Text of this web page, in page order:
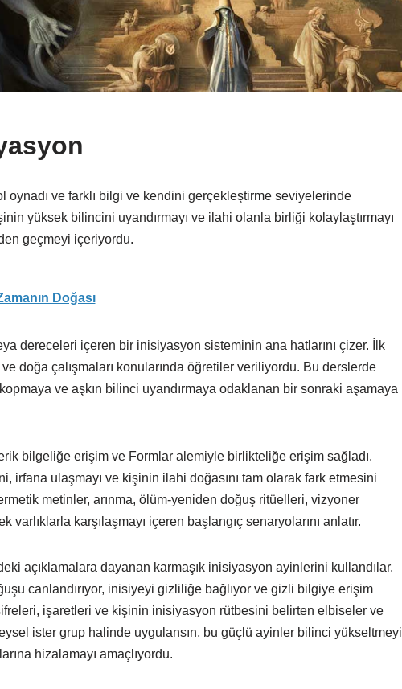
oynadı ve farklı bilgi ve kendini gerçekleştirme seviyelerinde
yüksek bilincini uyandırmayı ve ilahi olanla birliği kolaylaştırmayı
geçmeyi içeriyordu.
Doğası
dereceleri içeren bir inisiyasyon sisteminin ana hatlarını çizer. İlk
doğa çalışmaları konularında öğretiler veriliyordu. Bu derslerde
ve aşkın bilinci uyandırmaya odaklanan bir sonraki aşamaya
bilgeliğe erişim ve Formlar alemiyle birlikteliğe erişim sağladı.
irfana ulaşmayı ve kişinin ilahi doğasını tam olarak fark etmesini
metinler, arınma, ölüm-yeniden doğuş ritüelleri, vizyoner
karşılaşmayı içeren başlangıç ​​senaryolarını anlatır.
açıklamalara dayanan karmaşık inisiyasyon ayinlerini kullandılar.
canlandırıyor, inisiyeyi gizliliğe bağlıyor ve gizli bilgiye erişim
işaretleri ve kişinin inisiyasyon rütbesini belirten elbiseler ve
ister grup halinde uygulansın, bu güçlü ayinler bilinci yükseltmeyi
hizalamayı amaçlıyordu.